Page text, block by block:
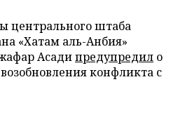
центрального штаба
«Хатам аль-Анбия»
Асадипредупредил о
конфликта с